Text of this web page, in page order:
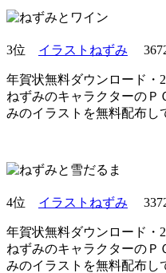
3位 イラストねずみ
年賀状無料ダウンロード・
ねずみのキャラクターのＰ
みのイラストを無料配布し
4位 イラストねずみ
年賀状無料ダウンロード・
ねずみのキャラクターのＰ
みのイラストを無料配布し